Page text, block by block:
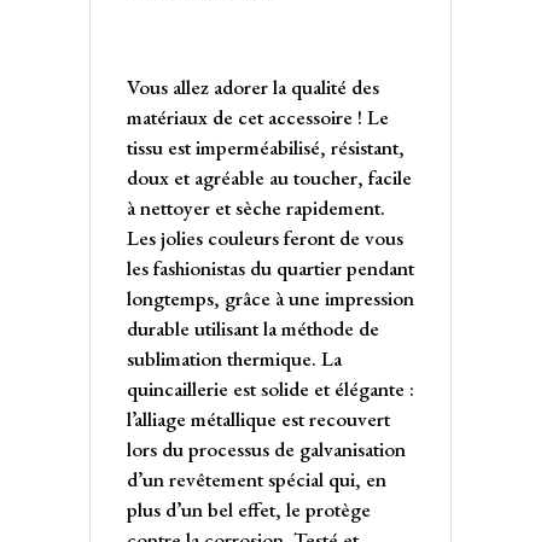
Vous allez adorer la qualité des
matériaux de cet accessoire ! Le
tissu est imperméabilisé, résistant,
doux et agréable au toucher, facile
à nettoyer et sèche rapidement.
Les jolies couleurs feront de vous
les fashionistas du quartier pendant
longtemps, grâce à une impression
durable utilisant la méthode de
sublimation thermique. La
quincaillerie est solide et élégante :
l’alliage métallique est recouvert
lors du processus de galvanisation
d’un revêtement spécial qui, en
plus d’un bel effet, le protège